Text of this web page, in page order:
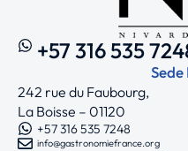
+57 316 535
242 rue du Faubourg,
La Boisse – 01120
+57 316 535 7248
info@gastronomiefrance.org